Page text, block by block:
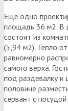
Еще одно
площадь 36 м2. В
состоит из
(5,94 м2). Тепло
равномерно
самого верха.
под раздевалку и
половине
сервант с